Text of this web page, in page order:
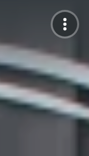
Collectie